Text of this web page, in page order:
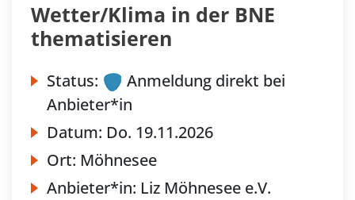
Wetter/Klima in der BNE
thematisieren
Status:
Anmeldung direkt bei
Anbieter*in
Datum: Do. 19.11.2026
Ort: Möhnesee
Anbieter*in: Liz Möhnesee e.V.